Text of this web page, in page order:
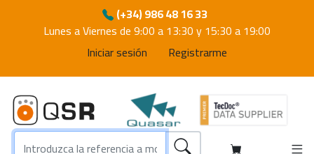
(+34) 986 48 16 33
Lunes a Viernes de 9:00 a 13:30 y 15:30 a 19:00
Iniciar sesión
Registrarme